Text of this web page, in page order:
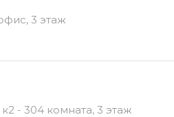
3 этаж
- 304 комната, 3 этаж